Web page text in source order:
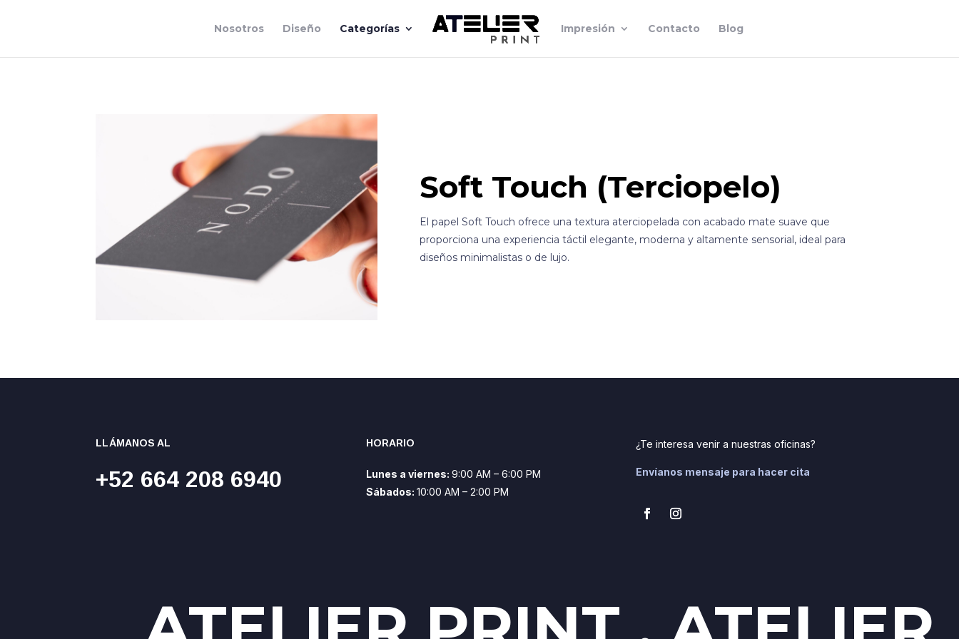
Nosotros Diseño Categorías Impresión Contacto Blog
Soft Touch (Terciopelo)
El papel Soft Touch ofrece una textura aterciopelada con acabado mate suave que
proporciona una experiencia táctil elegante, moderna y altamente sensorial, ideal para
diseños minimalistas o de lujo.
LLÁMANOS AL
+52 664 208 6940
HORARIO
Lunes a viernes: 9:00 AM – 6:00 PM
Sábados: 10:00 AM – 2:00 PM
¿Te interesa venir a nuestras oficinas?
Envíanos mensaje para hacer cita